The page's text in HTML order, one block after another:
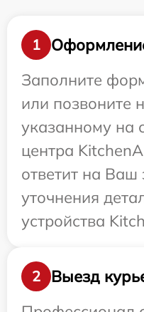
1
Заполните
или позвоните
указанному на
центра
ответит на Ваш
уточнения
устройства
2
Выезд